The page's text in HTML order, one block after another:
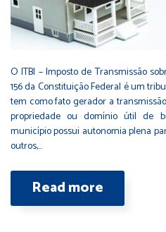
O ITBI – Imposto de Transmissão
156 da Constituição Federal é um
tem como fato gerador a transmissão,
propriedade ou domínio útil de
município possui autonomia plena
outros,…
Read more